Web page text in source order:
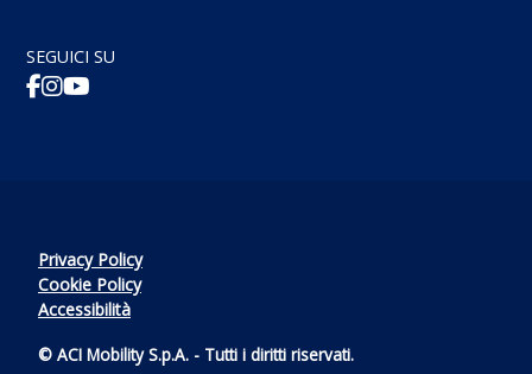
SEGUICI SU
Privacy Policy
Cookie Policy
Accessibilità
© ACI Mobility S.p.A. - Tutti i diritti riservati.